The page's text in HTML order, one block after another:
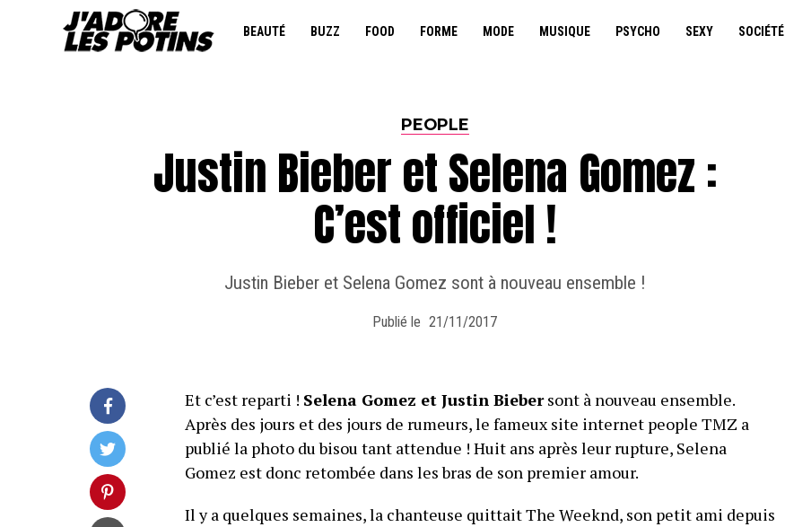
BEAUTÉ BUZZ FOOD FORME MODE MUSIQUE PSYCHO SEXY SOCIÉTÉ
PEOPLE
Justin Bieber et Selena Gomez :
C’est officiel !
Justin Bieber et Selena Gomez sont à nouveau ensemble !
Publié le 21/11/2017
Et c’est reparti ! Selena Gomez et Justin Biebersont à nouveau ensemble.
Après des jours et des jours de rumeurs, le fameux site internet people TMZ a
publié la photo du bisou tant attendue ! Huit ans après leur rupture, Selena
Gomez est donc retombée dans les bras de son premier amour.
Il y a quelques semaines, la chanteuse quittait The Weeknd, son petit ami depuis